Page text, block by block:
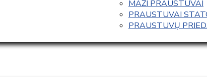
MAŽI PRAUSTUVAI
PRAUSTUVAI
PRAUSTUVŲ